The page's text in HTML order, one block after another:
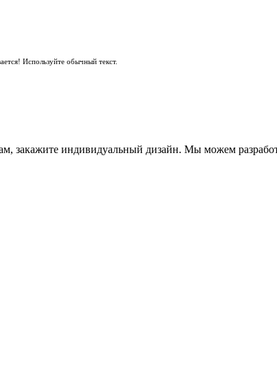
Используйте обычный текст.
закажите индивидуальный дизайн. Мы можем